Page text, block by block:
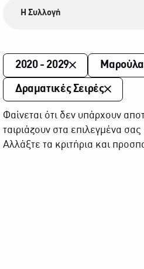
Η Συλλογή
2020 - 2029
Δραματικές Σειρές
Φαίνεται ότι δεν υπάρχουν
ταιριάζουν στα επιλεγμένα σας
Αλλάξτε τα κριτήρια και